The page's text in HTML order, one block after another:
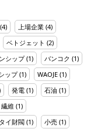
(4) 上場企業 (4)
ベトジェット (2)
シップ(1) バンコク (1)
ップ(1) WAOJE (1)
発電 (1) 石油 (1)
繊維 (1)
タイ財閥 (1) 小売 (1)